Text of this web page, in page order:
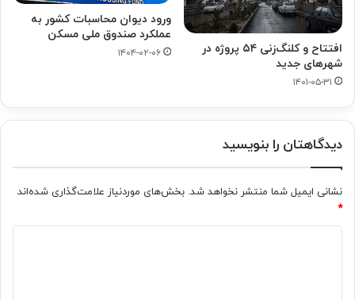
افتتاح و کلنگ‌زنی ۵۴ پروژه در
شهرهای جدید
۱۴۰۱-۰۵-۳۱
ورود دیوان محاسبات کشور به
عملکرد صندوق ملی مسکن
۱۴۰۴-۰۲-۰۶
دیدگاهتان را بنویسید
نشانی ایمیل شما منتشر نخواهد شد. بخش‌های موردنیاز علامت‌گذاری شده‌اند
*